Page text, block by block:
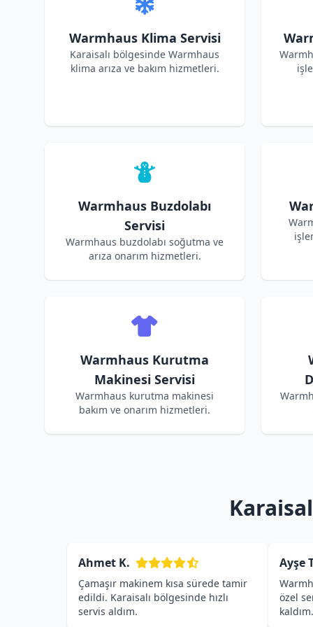
Warmhaus Klima Servisi
Karaisalı bölgesinde Warmhaus
klima arıza ve bakım hizmetleri.
Warmhaus Buzdolabı
Servisi
Warmhaus buzdolabı soğutma ve
arıza onarım hizmetleri.
Warmhaus Kurutma
Makinesi Servisi
Warmhaus kurutma makinesi
bakım ve onarım hizmetleri.
Ahmet K.
Çamaşır makinem kısa sürede tamir
edildi. Karaisalı bölgesinde hızlı
servis aldım.
Ayşe
özel
kaldım.